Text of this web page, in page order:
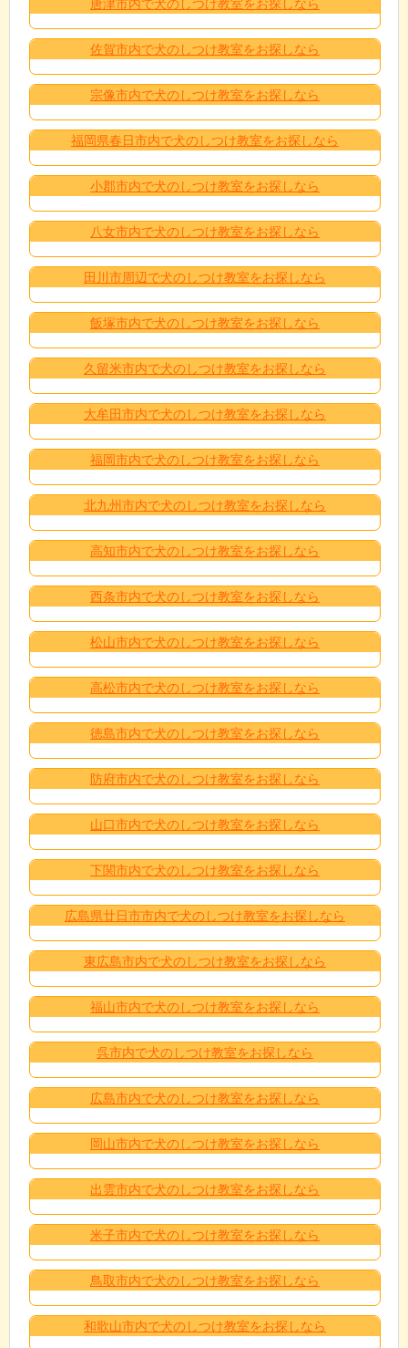
唐津市内で犬のしつけ教室をお探しなら
佐賀市内で犬のしつけ教室をお探しなら
宗像市内で犬のしつけ教室をお探しなら
福岡県春日市内で犬のしつけ教室をお探しなら
小郡市内で犬のしつけ教室をお探しなら
八女市内で犬のしつけ教室をお探しなら
田川市周辺で犬のしつけ教室をお探しなら
飯塚市内で犬のしつけ教室をお探しなら
久留米市内で犬のしつけ教室をお探しなら
大牟田市内で犬のしつけ教室をお探しなら
福岡市内で犬のしつけ教室をお探しなら
北九州市内で犬のしつけ教室をお探しなら
高知市内で犬のしつけ教室をお探しなら
西条市内で犬のしつけ教室をお探しなら
松山市内で犬のしつけ教室をお探しなら
高松市内で犬のしつけ教室をお探しなら
徳島市内で犬のしつけ教室をお探しなら
防府市内で犬のしつけ教室をお探しなら
山口市内で犬のしつけ教室をお探しなら
下関市内で犬のしつけ教室をお探しなら
広島県廿日市市内で犬のしつけ教室をお探しなら
東広島市内で犬のしつけ教室をお探しなら
福山市内で犬のしつけ教室をお探しなら
呉市内で犬のしつけ教室をお探しなら
広島市内で犬のしつけ教室をお探しなら
岡山市内で犬のしつけ教室をお探しなら
出雲市内で犬のしつけ教室をお探しなら
米子市内で犬のしつけ教室をお探しなら
鳥取市内で犬のしつけ教室をお探しなら
和歌山市内で犬のしつけ教室をお探しなら